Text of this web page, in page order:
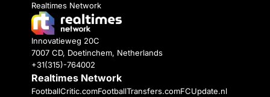
Realtimes Network
Innovatieweg 20C
7007 CD, Doetinchem, Netherlands
+31(315)-764002
Realtimes Network
FootballCritic.comFootballTransfers.comFCUpdate.nl